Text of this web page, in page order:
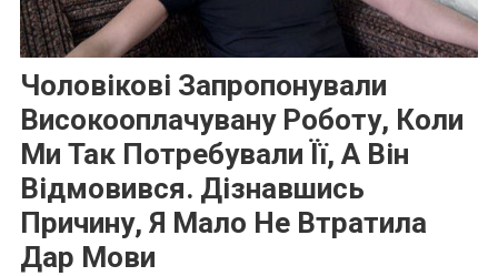
Чоловікові Запропонували
Високооплачувану Роботу, Коли
Ми Так Потребували Її, А Він
Відмовився. Дізнавшись
Причину, Я Мало Не Втратила
Дар Мови